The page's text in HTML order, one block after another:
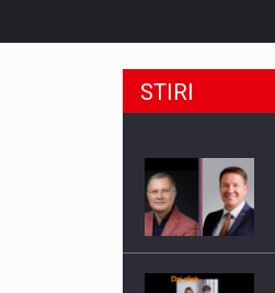
retragerea produselor din piata
STIRI